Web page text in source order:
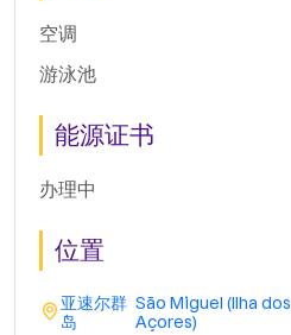
空调
游泳池
能源证书
办理中
位置
亚速尔群
岛
São Miguel (Ilha dos
Açores)